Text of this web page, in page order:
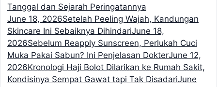
Tanggal dan Sejarah Peringatannya
June 18, 2026Setelah Peeling Wajah, Kandungan
Skincare Ini Sebaiknya DihindariJune 18,
2026Sebelum Reapply Sunscreen, Perlukah Cuci
Muka Pakai Sabun? Ini Penjelasan DokterJune 12,
2026Kronologi Haji Bolot Dilarikan ke Rumah Sakit,
Kondisinya Sempat Gawat tapi Tak DisadariJune